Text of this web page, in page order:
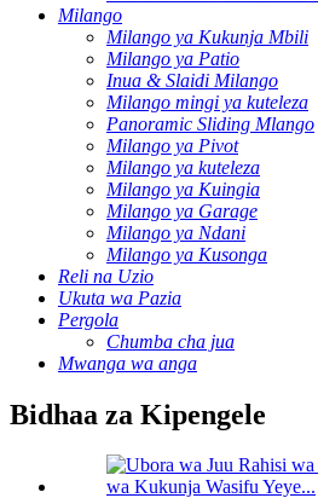
Milango
Milango ya Kukunja Mbili
Milango ya Patio
Inua & Slaidi Milango
Milango mingi ya kuteleza
Panoramic Sliding Mlango
Milango ya Pivot
Milango ya kuteleza
Milango ya Kuingia
Milango ya Garage
Milango ya Ndani
Milango ya Kusonga
Reli na Uzio
Ukuta wa Pazia
Pergola
Chumba cha jua
Mwanga wa anga
Bidhaa za Kipengele